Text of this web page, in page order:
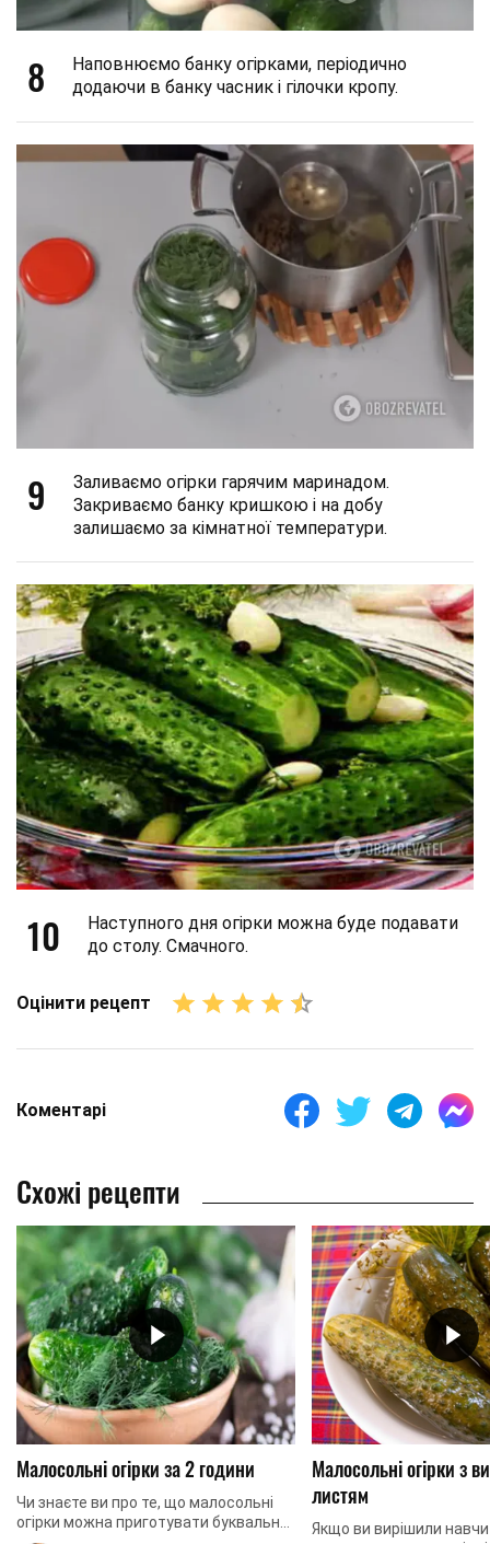
8
Наповнюємо банку огірками, періодично
додаючи в банку часник і гілочки кропу.
9
Заливаємо огірки гарячим маринадом.
Закриваємо банку кришкою і на добу
залишаємо за кімнатної температури.
10
Наступного дня огірки можна буде подавати
до столу. Смачного.
Оцінити рецепт
Коментарі
Схожі рецепти
Малосольні огірки за 2 години
Чи знаєте ви про те, що малосольні
огірки можна приготувати буквально
Малосольні огірки з
листям
Якщо ви вирішили